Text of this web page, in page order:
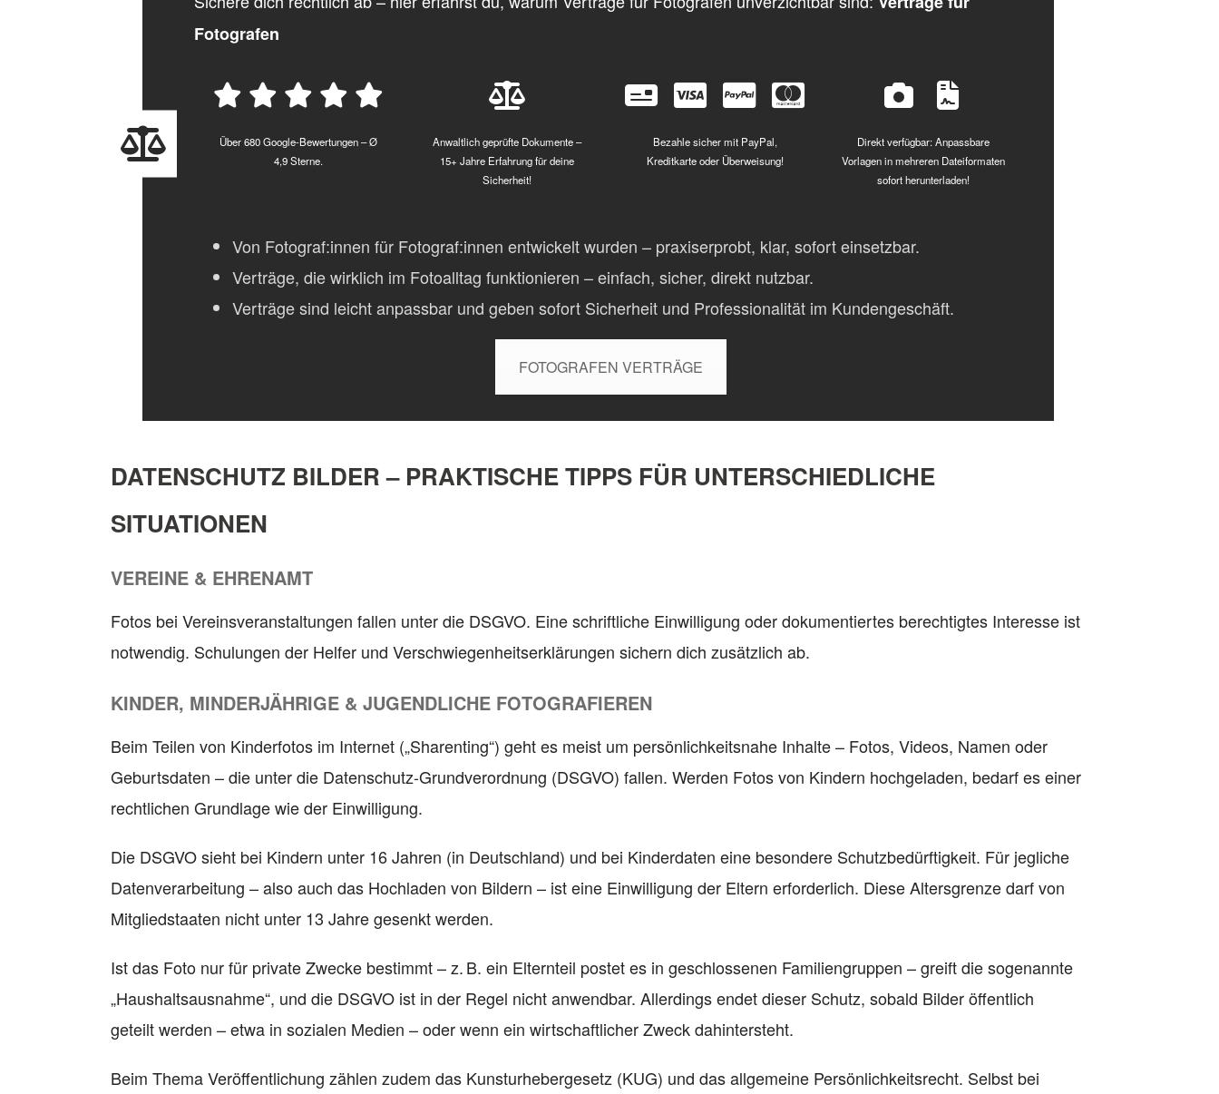
Fotografen
Über 680 Google-Bewertungen – Ø
4,9 Sterne.
Anwaltlich geprüfte Dokumente –
15+ Jahre Erfahrung für deine
Sicherheit!
Bezahle sicher mit PayPal,
Kreditkarte oder Überweisung!
Direkt verfügbar: Anpassbare
Vorlagen in mehreren Dateiformaten
sofort herunterladen!
Von Fotograf:innen für Fotograf:innen entwickelt wurden – praxiserprobt, klar, sofort einsetzbar.
Verträge, die wirklich im Fotoalltag funktionieren – einfach, sicher, direkt nutzbar.
Verträge sind leicht anpassbar und geben sofort Sicherheit und Professionalität im Kundengeschäft.
FOTOGRAFEN VERTRÄGE
DATENSCHUTZ BILDER – PRAKTISCHE TIPPS FÜR UNTERSCHIEDLICHE
SITUATIONEN
VEREINE & EHRENAMT
Fotos bei Vereinsveranstaltungen fallen unter die DSGVO. Eine schriftliche Einwilligung oder dokumentiertes berechtigtes Interesse ist
notwendig. Schulungen der Helfer und Verschwiegenheitserklärungen sichern dich zusätzlich ab.
KINDER, MINDERJÄHRIGE & JUGENDLICHE FOTOGRAFIEREN
Beim Teilen von Kinderfotos im Internet („Sharenting“) geht es meist um persönlichkeitsnahe Inhalte – Fotos, Videos, Namen oder
Geburtsdaten – die unter die Datenschutz-Grundverordnung (DSGVO) fallen. Werden Fotos von Kindern hochgeladen, bedarf es einer
rechtlichen Grundlage wie der Einwilligung.
Die DSGVO sieht bei Kindern unter 16 Jahren (in Deutschland) und bei Kinderdaten eine besondere Schutzbedürftigkeit. Für jegliche
Datenverarbeitung – also auch das Hochladen von Bildern – ist eine Einwilligung der Eltern erforderlich. Diese Altersgrenze darf von
Mitgliedstaaten nicht unter 13 Jahre gesenkt werden.
Ist das Foto nur für private Zwecke bestimmt – z. B. ein Elternteil postet es in geschlossenen Familiengruppen – greift die sogenannte
„Haushaltsausnahme“, und die DSGVO ist in der Regel nicht anwendbar. Allerdings endet dieser Schutz, sobald Bilder öffentlich
geteilt werden – etwa in sozialen Medien – oder wenn ein wirtschaftlicher Zweck dahintersteht.
Beim Thema Veröffentlichung zählen zudem das Kunsturhebergesetz (KUG) und das allgemeine Persönlichkeitsrecht. Selbst bei